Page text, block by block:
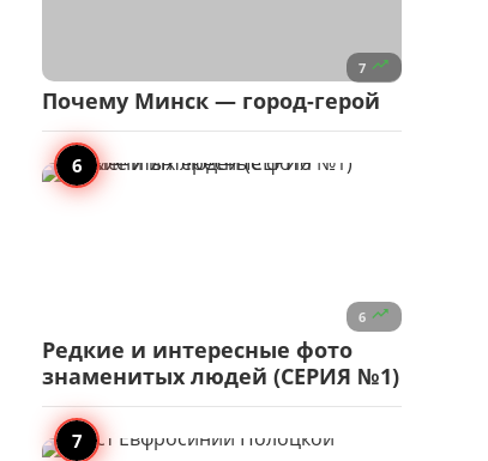
7 
Почему Минск — город-герой
6 
Редкие и интересные фото
знаменитых людей (СЕРИЯ №1)